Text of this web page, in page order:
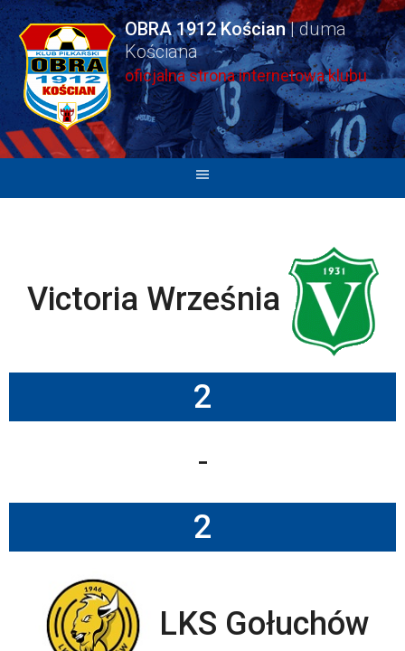
Skip
to
content
OBRA 1912 Kościan
oficjalna strona internetowa klubu
Victoria Września
2
-
2
LKS Gołuchów